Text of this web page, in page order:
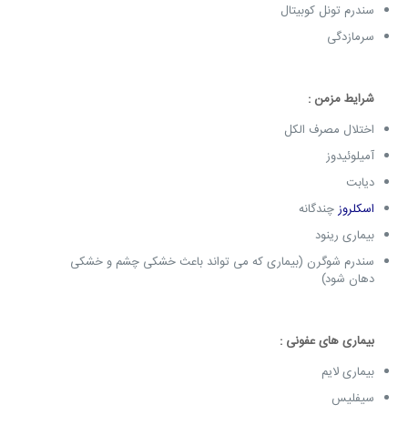
سندرم تونل کوبیتال
سرمازدگی
شرایط مزمن :
اختلال مصرف الکل
آمیلوئیدوز
دیابت
اسکلروزچندگانه
بیماری رینود
سندرم شوگرن (بیماری که می تواند باعث خشکی چشم و خشکی
دهان شود)
بیماری های عفونی :
بیماری لایم
سیفلیس